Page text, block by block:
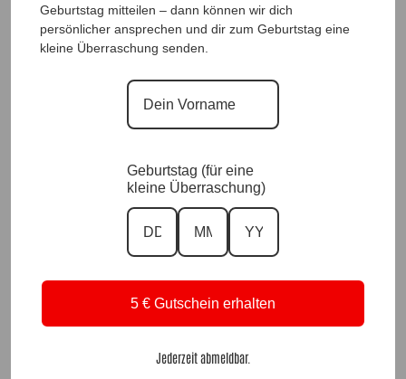
Designhose Blue Fun |Gr. 36 bis
48|, Anr.: 2821
59,90€
Zu allen Sandria Shirts
Zu unseren Blusen & Tunika
Geburtstag mitteilen – dann können wir dich
persönlicher ansprechen und dir zum Geburtstag eine
kleine Überraschung senden.
Geburtstag (für eine
kleine Überraschung)
5 € Gutschein erhalten
Jederzeit abmeldbar.